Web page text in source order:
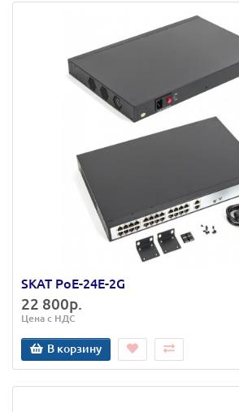
SKAT PoE-24E-2G
22 800р.
Цена с НДС
В корзину